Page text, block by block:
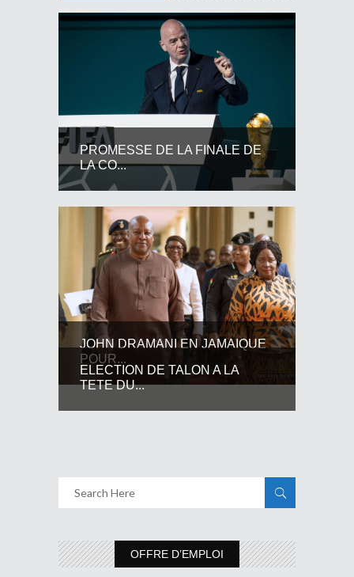
PROMESSE DE LA FINALE DE
LA CO...
JOHN DRAMANI EN JAMAIQUE
POUR...
ELECTION DE TALON A LA
TETE DU...
OFFRE D’EMPLOI